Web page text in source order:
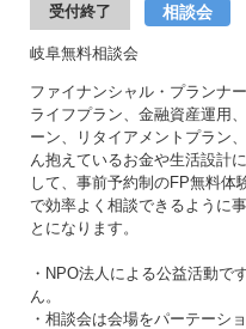
受付終了 相談会
岐阜無料相談会
ファイナンシャル・プランナ
ライフプラン、金融資産運用
ーン、リタイアメントプラン
ん抱えているお金や生活設計
して、事前予約制のFP無料体
で効率よく相談できるように
とになります。
・NPO法人による公益活動で
ん。
・相談会は会場をパーテーシ